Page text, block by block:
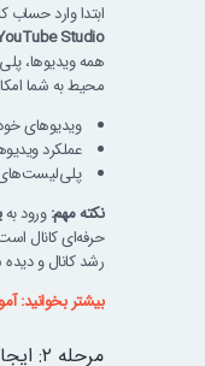
ابتدا وارد
Studio
همه ویدیوها،
محیط به شما
ویدیوهای
عملکرد
نکته مهم:ورود به
حرفه‌ای کانال
رشد کانال و
بیشتر بخوانید:
مرحله ۲: ایجاد پلی‌لیست جدید